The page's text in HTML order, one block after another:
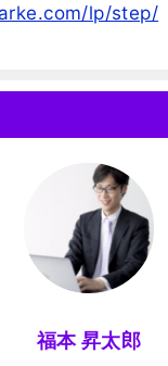
lp/step/
福本 昇太郎